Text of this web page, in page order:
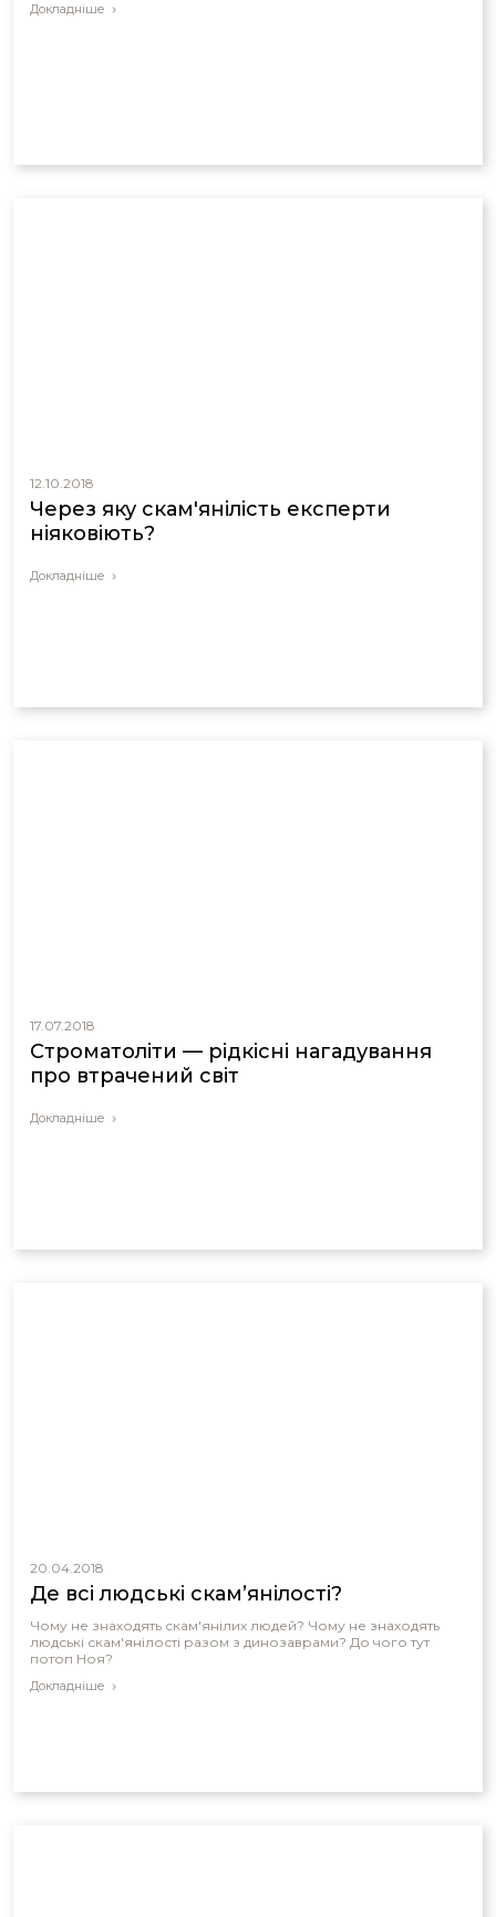
Докладніше
12.10.2018
Через яку скам'янілість експерти
ніяковіють?
Докладніше
17.07.2018
Строматоліти — рідкісні нагадування
про втрачений світ
Докладніше
20.04.2018
Де всі людські скам’янілості?
Чому не знаходять скам'янілих людей? Чому не знаходять
людські скам'янілості разом з динозаврами? До чого тут
потоп Ноя?
Докладніше